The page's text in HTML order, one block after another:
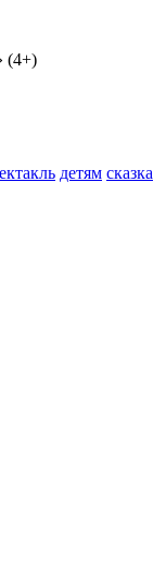
(4+)
детям сказка